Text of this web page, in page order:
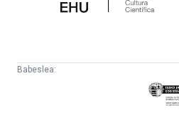
Babeslea:
Eusko